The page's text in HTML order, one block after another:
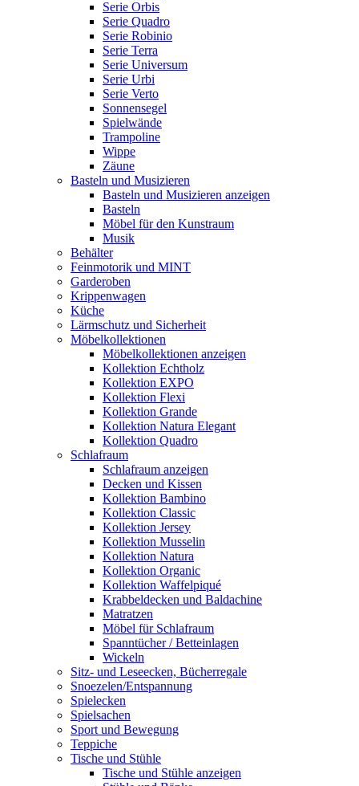
Serie Orbis
Serie Quadro
Serie Robinio
Serie Terra
Serie Universum
Serie Urbi
Serie Verto
Sonnensegel
Spielwände
Trampoline
Wippe
Zäune
Basteln und Musizieren
Basteln und Musizieren anzeigen
Basteln
Möbel für den Kunstraum
Musik
Behälter
Feinmotorik und MINT
Garderoben
Krippenwagen
Küche
Lärmschutz und Sicherheit
Möbelkollektionen
Möbelkollektionen anzeigen
Kollektion Echtholz
Kollektion EXPO
Kollektion Flexi
Kollektion Grande
Kollektion Natura Elegant
Kollektion Quadro
Schlafraum
Schlafraum anzeigen
Decken und Kissen
Kollektion Bambino
Kollektion Classic
Kollektion Jersey
Kollektion Musselin
Kollektion Natura
Kollektion Organic
Kollektion Waffelpiqué
Krabbeldecken und Baldachine
Matratzen
Möbel für Schlafraum
Spanntücher / Betteinlagen
Wickeln
Sitz- und Leseecken, Bücherregale
Snoezelen/Entspannung
Spielecken
Spielsachen
Sport und Bewegung
Teppiche
Tische und Stühle
Tische und Stühle anzeigen